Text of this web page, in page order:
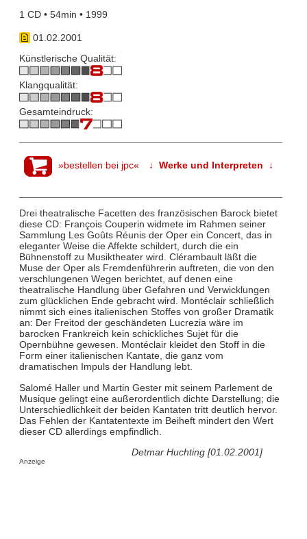
1 CD • 54min • 1999
01.02.2001
Künstlerische Qualität:
Klangqualität:
Gesamteindruck:
»bestellen bei jpc« ↓ Werke und Interpreten ↓
Drei theatralische Facetten des französischen Barock bietet
diese CD: François Couperin widmete im Rahmen seiner
Sammlung Les Goûts Réunis der Oper ein Concert, das in
eleganter Weise die Affekte schildert, durch die ein
Bühnenstoff zu Musiktheater wird. Clérambault läßt die
Muse der Oper als Fremdenführerin auftreten, die von den
verschlungenen Wegen berichtet, auf denen eine
theatralische Handlung über Gefahren und Verwicklungen
zum glücklichen Ende gebracht wird. Montéclair schließlich
nimmt sich eines italienischen Stoffes von großer Dramatik
an: Der Freitod der geschändeten Lucrezia wäre im
barocken Frankreich kein schickliches Sujet für die
Opernbühne gewesen. Montéclair kleidet den Stoff in die
Form einer italienischen Kantate, die ganz vom
dramatischen Impuls der Handlung lebt.
Salomé Haller und Martin Gester mit seinem Parlement de
Musique gelingt eine außerordentlich dichte Darstellung; die
Unterschiedlichkeit der beiden Kantaten tritt deutlich hervor.
Das Fehlen der Kantatentexte im Beiheft mindert den Wert
dieser CD allerdings empfindlich.
Detmar Huchting [01.02.2001]
Anzeige